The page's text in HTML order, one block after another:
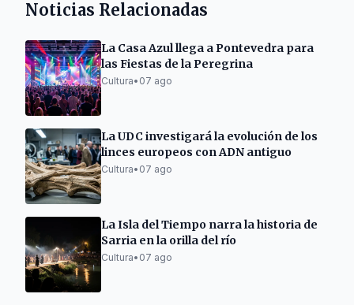
Noticias Relacionadas
La Casa Azul llega a Pontevedra para
las Fiestas de la Peregrina
Cultura• 07 ago
La UDC investigará la evolución de los
linces europeos con ADN antiguo
Cultura• 07 ago
La Isla del Tiempo narra la historia de
Sarria en la orilla del río
Cultura• 07 ago